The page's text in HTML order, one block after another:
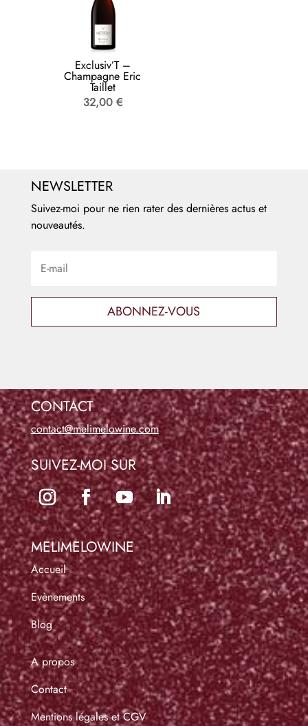
Exclusiv’T –
Champagne Eric
Taillet
32,00 €
NEWSLETTER
Suivez-moi pour ne rien rater des dernières actus et
nouveautés.
ABONNEZ-VOUS
CONTACT
contact@melimelowine.com
SUIVEZ-MOI SUR
MELIMELOWINE
Accueil
Evènements
Blog
A propos
Contact
Mentions légales et CGV